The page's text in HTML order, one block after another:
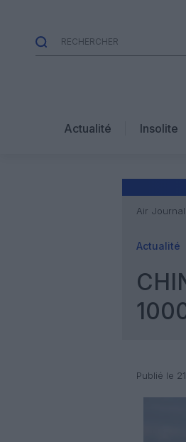
Actualité Insolite
Air Journal
Actualité
Publié le